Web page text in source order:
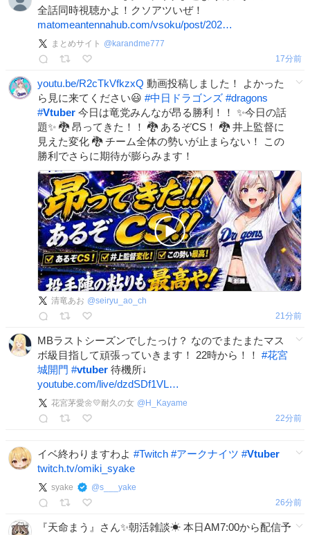
全話同時視聴かよ！クソアツいぜ！
matomeantennahub.com/vsoku/post/202…
まとめサイト @ karandme777
17分前
youtu.be/R2cTkVfkzxQ 動画投稿しました！ よかった
ら見に来てください😃 #中日ドラゴンズ #dragons
#Vtuber 今日は竜党みんなが昂る勝利！！ ✨今日の話
題✨ 🐉 昂ってきた！！ 🐉 あるぞCS！ 🐉 井上監督に
見えた変化 🐉 チーム全体の勢いが止まらない！ この
勝利でさらに期待が膨らみます！
清竜あお @seiryu_ao_ch
21分前
MBラストシーズンでしたっけ？ なのでまたまたマス
ボ級目指して頑張っていきます！ 22時から！！ #花宮
城開門 #vtuber 待機所↓
youtube.com/live/dzdSDf1VL…
花宮茅愛🌼💛耐久の女 @ H_Kayame
22分前
イベ終わりますわよ #Twitch #アークナイツ #Vtuber
twitch.tv/omiki_syake
syake @s___yake
26分前
『天命まう』さん✨朝活雑談☀ 本日AM7:00から配信予